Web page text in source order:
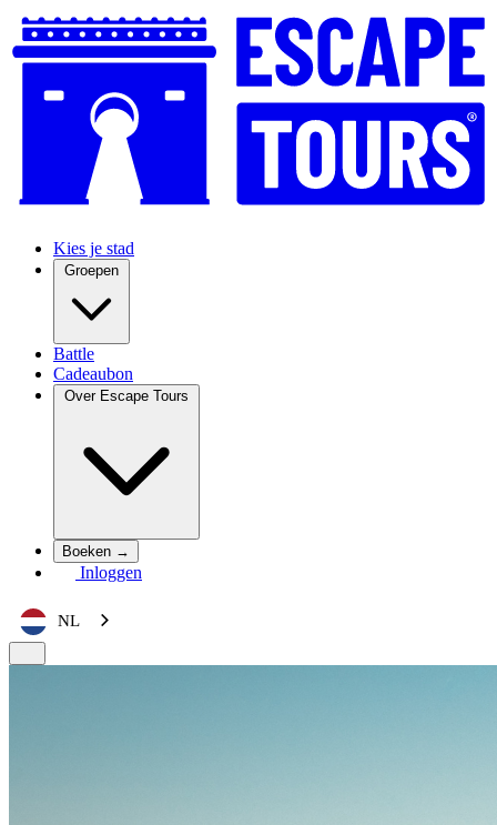
Kies je stad
Groepen
Battle
Cadeaubon
Over Escape Tours
Boeken →
Inloggen
NL